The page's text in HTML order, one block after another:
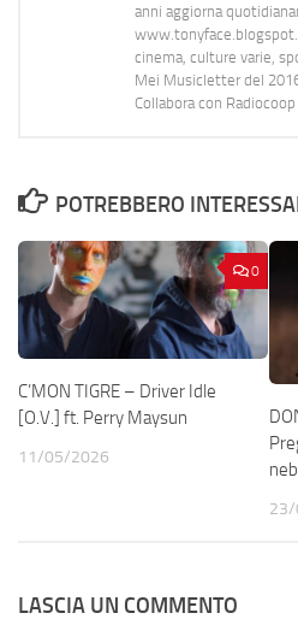
anni aggiorna
cinema, culture varie,
Mei Musicletter del
Collabora con
POTREBBERO
0
C’MON TIGRE – Driver Idle
[O.V.] ft. Perry Maysun
11/05/2026
LASCIA UN COMMENTO